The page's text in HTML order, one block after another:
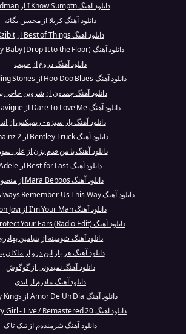
دانلود آهنگ I Know Sumptn از Redman
دانلود آهنگ کربلا از محسن یگانه
دانلود آهنگ Best of Things از Xzibit
دانلود آهنگ Hey Baby (Drop It to the Floor) از ...
دانلود آهنگ دروغ از حبیب
دانلود آهنگ Hoo Doo Blues از The Rolling Stones
دانلود آهنگ چمدون از شروین حاجی
دانلود آهنگ Dare To Love Me از Avril Lavigne
دانلود آهنگ یار سبزه - ریمیکس از
دانلود آهنگ Bentley Truck از 2 Chainz
دانلود آهنگ با من قدم بزن از علی
دانلود آهنگ Best for Last از Adele
دانلود آهنگ Mara Beboos از منصور
دانلود آهنگ Always Remember Us This Way از Lady...
دانلود آهنگ I'm Your Man از Bon Jovi
دانلود آهنگ Protect Your Ears (Radio Edit) از D...
دانلود آهنگ شومینه از بنیامین
دانلود آهنگ هر بار این درو از ماکان
دانلود آهنگ نمیدونی از گوگوش
دانلود آهنگ مادرم از اندی
دانلود آهنگ Amor De Un Día از Gipsy Kings
دانلود آهنگ Factory Girl - Live / Remastered 20...
دانلود آهنگ شرمنده‌م از تیک تاک